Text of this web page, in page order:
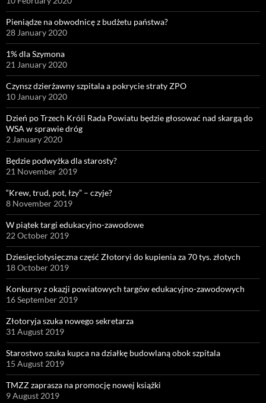
Pieniądze na obwodnicę z budżetu państwa?
28 January 2020
1% dla Szymona
21 January 2020
Czynsz dzierżawny szpitala a pokrycie straty ZPO
10 January 2020
Dzień po Trzech Króli Rada Powiatu będzie głosować nad skargą do
WSA w sprawie dróg
2 January 2020
Będzie podwyżka dla starosty?
21 November 2019
“Krew, trud, pot, łzy” – czyje?
8 November 2019
W piątek targi edukacyjno-zawodowe
22 October 2019
Dziesięciotysięczna część Złotoryi do kupienia za 70 tys. złotych
18 October 2019
Konkursy z okazji powiatowych targów edukacyjno-zawodowych
16 September 2019
Złotoryja szuka nowego sekretarza
31 August 2019
Starostwo szuka kupca na działkę budowlaną obok szpitala
15 August 2019
TMZZ zaprasza na promocję nowej książki
9 August 2019